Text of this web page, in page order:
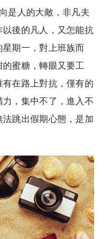
是人的大敵，非凡夫
後的凡人，又怎能抗
期一，對上班族而
蜜糖，轉眼又要工
在路上對抗，僅有的
，集中不了，進入不
跳出假期心態，是加